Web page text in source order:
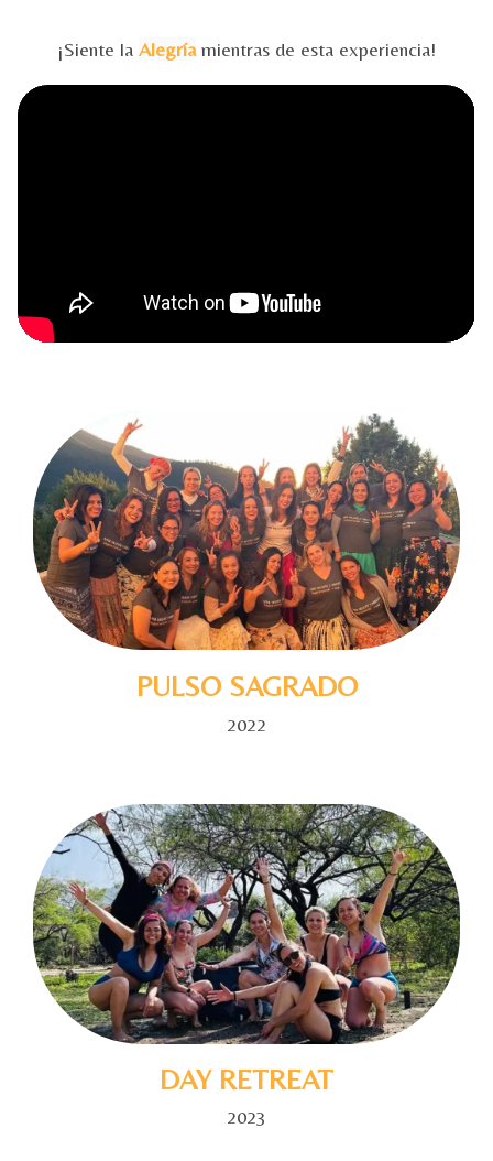
¡Siente la Alegríamientras de esta experiencia!
PULSO SAGRADO
2022
DAY RETREAT
2023